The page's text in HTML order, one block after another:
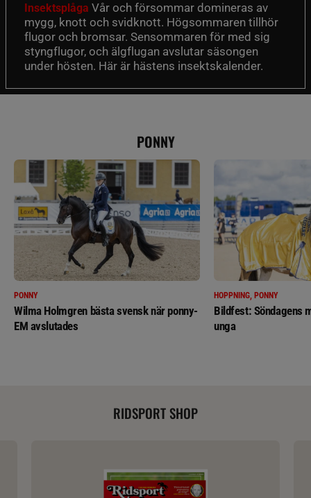
Insektsplåga Vår och försommar domineras av
mygg, knott och svidknott. Högsommaren tillhör
flugor och bromsar. Sensommaren för med sig
styngflugor, och älgflugan avslutar säsongen
under hösten. Här är hästens insektskalender.
PONNY
PONNY
Wilma Holmgren bästa svensk när ponny-
EM avslutades
HOPPNING, PONNY
Bildfest: Söndagens
unga
RIDSPORT SHOP